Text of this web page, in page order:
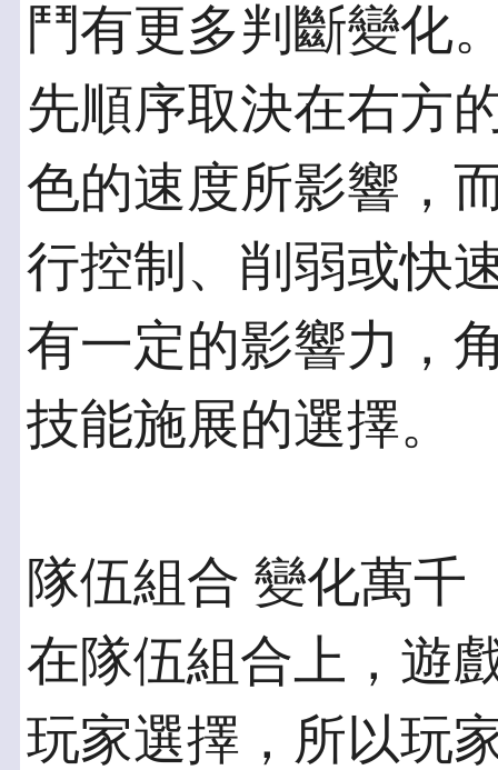
鬥有更多判斷變化
先順序取決在右方
色的速度所影響，
行控制、削弱或快
有一定的影響力，
技能施展的選擇。
隊伍組合 變化萬千
在隊伍組合上，遊
玩家選擇，所以玩